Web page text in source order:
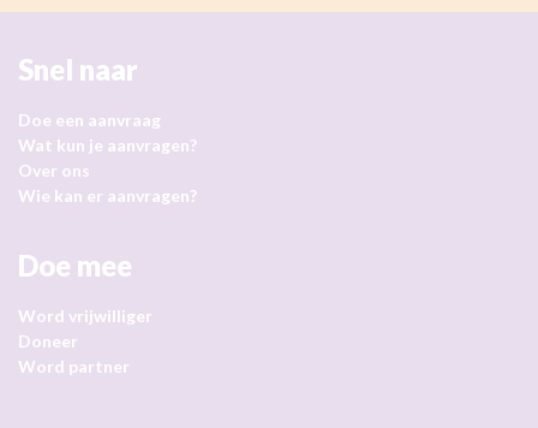
Snel naar
Doe een aanvraag
Wat kun je aanvragen?
Over ons
Wie kan er aanvragen?
Doe mee
Word vrijwilliger
Doneer
Word partner